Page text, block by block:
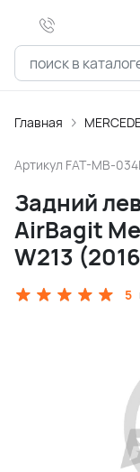
Главная
Артикул FAT-MB-034L
Задний
AirBagit
W213
5